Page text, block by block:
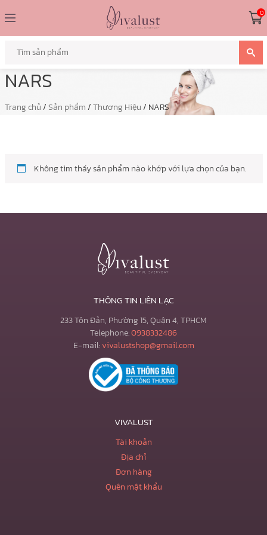
0
NARS
Trang chủ/Sản phẩm/Thương Hiệu/ NARS
Không tìm thấy sản phẩm nào khớp với lựa chọn của bạn.
THÔNG TIN LIÊN LẠC
233 Tôn Đản, Phường 15, Quận 4, TPHCM
Telephone:0938332486
E-mail:vivalustshop@gmail.com
VIVALUST
Tài khoản
Địa chỉ
Đơn hàng
Quên mật khẩu